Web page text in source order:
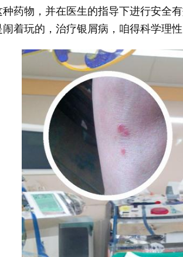
种药物，并在医生的指导下进行安全
闹着玩的，治疗银屑病，咱得科学理